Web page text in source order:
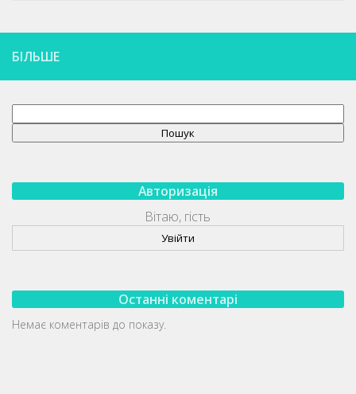
БІЛЬШЕ
Пошук
Авторизація
Вітаю, гість
Увійти
Останні коментарі
Немає коментарів до показу.